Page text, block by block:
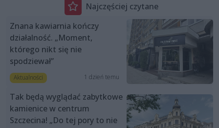
Najczęściej czytane
Znana kawiarnia kończy
działalność. „Moment,
którego nikt się nie
spodziewał”
Aktualności 1 dzień temu
Tak będą wyglądać zabytkowe
kamienice w centrum
Szczecina! „Do tej pory to nie